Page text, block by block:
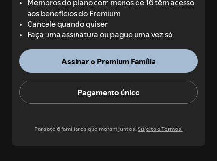
Membros do plano com menos de 16 têm acesso
aos benefícios do Premium
Cancele quando quiser
Faça uma assinatura ou pague uma vez só
Assinar o Premium Família
Pagamento único
Para até 6 familiares que moram juntos.Sujeito a Termos.